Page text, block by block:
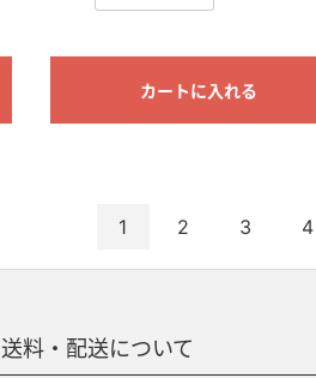
カートに入れる
1 2 3 4
送料・配送について